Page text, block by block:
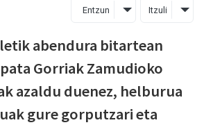
Entzun Itzuli
abendura bitartean
Gorriak Zamudioko
azaldu duenez, helburua
gure gorputzari eta